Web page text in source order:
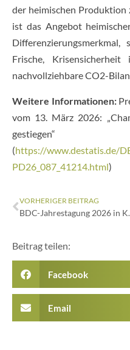
der heimischen Produktion
ist das Angebot
Frische,
nachvollziehbare CO2-
Weitere Informationen:
vom 13. März 2026:
gestiegen“
(https://www.destatis.de/
PD26_087_41214.html)
VORHERIGER BEITRAG
BDC-
Beitrag teilen:
Facebook
Email